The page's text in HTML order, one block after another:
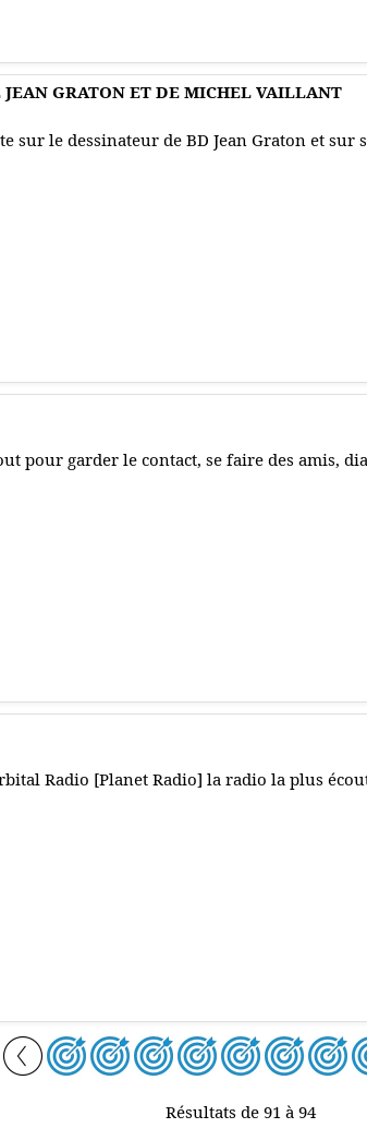
GRATON ET DE MICHEL VAILLANT
sur le dessinateur de BD Jean Graton et
pour garder le contact, se faire des amis,
Radio [Planet Radio] la radio la plus
Résultats de 91 à 94